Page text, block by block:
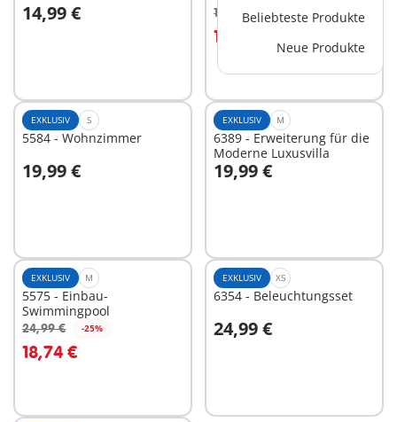
Beliebteste Produkte
Neue Produkte
14,99 €
In den Warenkorb
19,99 € -25%
14,99 €
In den Warenkorb
EXKLUSIV S
5584 - Wohnzimmer
19,99 €
In den Warenkorb
EXKLUSIV M
6389 - Erweiterung für die
Moderne Luxusvilla
19,99 €
In den Warenkorb
EXKLUSIV M
5575 - Einbau-
Swimmingpool
24,99 € -25%
18,74 €
In den Warenkorb
EXKLUSIV XS
6354 - Beleuchtungsset
24,99 €
In den Warenkorb